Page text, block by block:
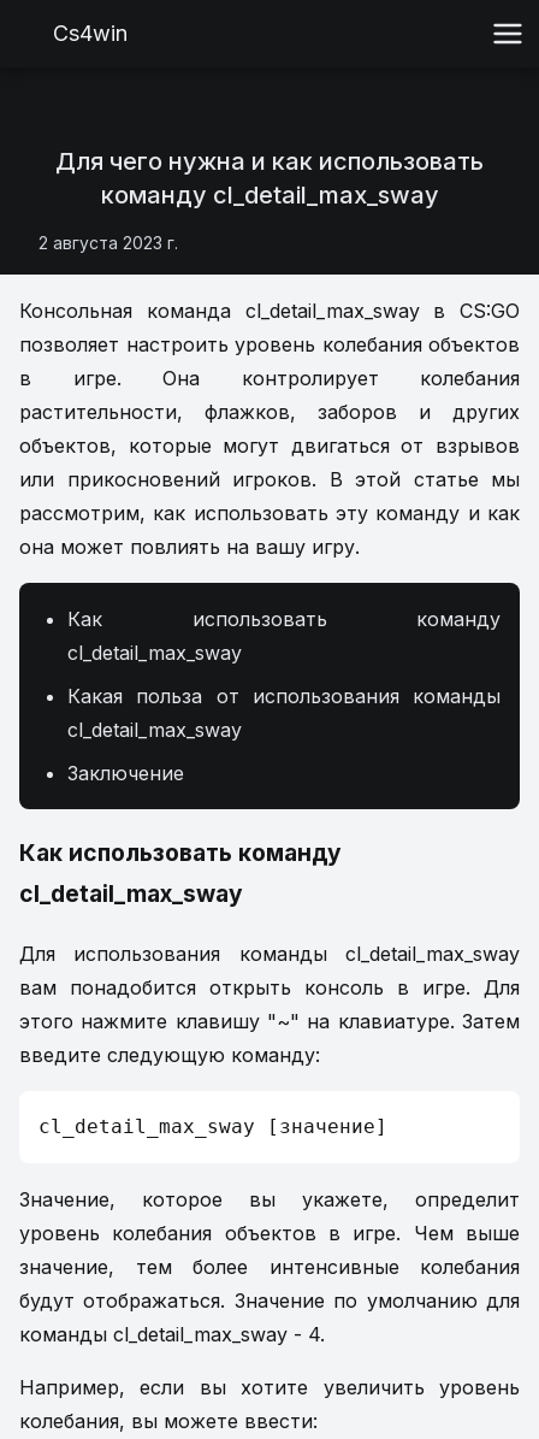
Cs4win
Для чего нужна и как использовать
команду cl_detail_max_sway
2 августа 2023 г.
Консольная команда cl_detail_max_sway в CS:GO
позволяет настроить уровень колебания объектов
в игре. Она контролирует колебания
растительности, флажков, заборов и других
объектов, которые могут двигаться от взрывов
или прикосновений игроков. В этой статье мы
рассмотрим, как использовать эту команду и как
она может повлиять на вашу игру.
Как использовать команду
cl_detail_max_sway
Какая польза от использования команды
cl_detail_max_sway
Заключение
Как использовать команду
cl_detail_max_sway
Для использования команды cl_detail_max_sway
вам понадобится открыть консоль в игре. Для
этого нажмите клавишу "~" на клавиатуре. Затем
введите следующую команду:
cl_detail_max_sway [значение]
Значение, которое вы укажете, определит
уровень колебания объектов в игре. Чем выше
значение, тем более интенсивные колебания
будут отображаться. Значение по умолчанию для
команды cl_detail_max_sway - 4.
Например, если вы хотите увеличить уровень
колебания, вы можете ввести: